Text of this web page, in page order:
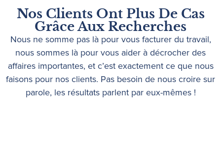
Nos Clients Ont Plus De Cas
Grâce Aux Recherches
Nous ne somme pas là pour vous facturer du travail,
nous sommes là pour vous aider à décrocher des
affaires importantes, et c’est exactement ce que nous
faisons pour nos clients. Pas besoin de nous croire sur
parole, les résultats parlent par eux-mêmes !